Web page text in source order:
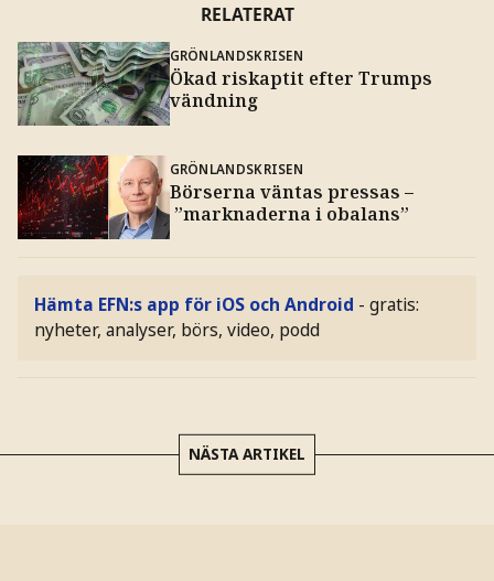
RELATERAT
GRÖNLANDSKRISEN
Ökad riskaptit efter Trumps
vändning
GRÖNLANDSKRISEN
Börserna väntas pressas –
”marknaderna i obalans”
Hämta EFN:s app för iOS och Android - gratis:
nyheter, analyser, börs, video, podd
NÄSTA ARTIKEL